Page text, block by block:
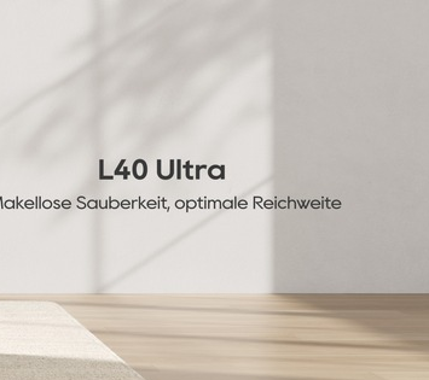
Und Bestohlen: Zeugen Gesucht!;
Nach Vermisster Person
Jahre Alte Mann Aus Geisenheim Vermisst
Mit 62.400 Illegalen Energiedrinks Vom
Eindringling Erfordert Einsatz Der Polizei